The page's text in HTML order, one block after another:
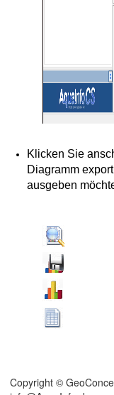
Klicken Sie
Diagramm
ausgeben
Copyright ©